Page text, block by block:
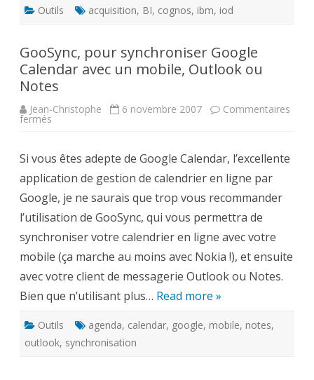
Outils acquisition, BI, cognos, ibm, iod
GooSync, pour synchroniser Google
Calendar avec un mobile, Outlook ou
Notes
Jean-Christophe 6 novembre 2007 Commentaires
fermés
Google
Calendar
avec
un
mobile,
Outlook
ou
Notes
Si vous êtes adepte de Google Calendar, l’excellente
application de gestion de calendrier en ligne par
Google, je ne saurais que trop vous recommander
l’utilisation de GooSync, qui vous permettra de
synchroniser votre calendrier en ligne avec votre
mobile (ça marche au moins avec Nokia !), et ensuite
avec votre client de messagerie Outlook ou Notes.
Bien que n’utilisant plus… Read more »
Outils agenda, calendar, google, mobile, notes,
outlook, synchronisation